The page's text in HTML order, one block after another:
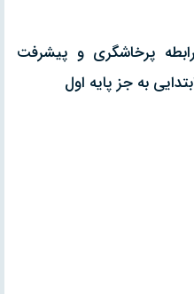
پرخاشگری و پيشرفت
به جز پایه اول